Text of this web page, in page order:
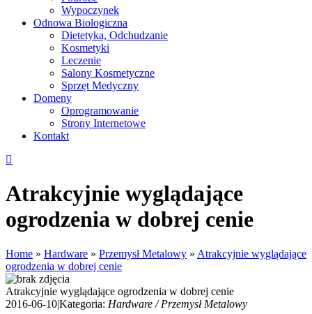
Wypoczynek
Odnowa Biologiczna
Dietetyka, Odchudzanie
Kosmetyki
Leczenie
Salony Kosmetyczne
Sprzęt Medyczny
Domeny
Oprogramowanie
Strony Internetowe
Kontakt
Atrakcyjnie wyglądające
ogrodzenia w dobrej cenie
Home » Hardware » Przemysł Metalowy » Atrakcyjnie wyglądające
ogrodzenia w dobrej cenie
Atrakcyjnie wyglądające ogrodzenia w dobrej cenie
2016-06-10|Kategoria: Hardware / Przemysł Metalowy